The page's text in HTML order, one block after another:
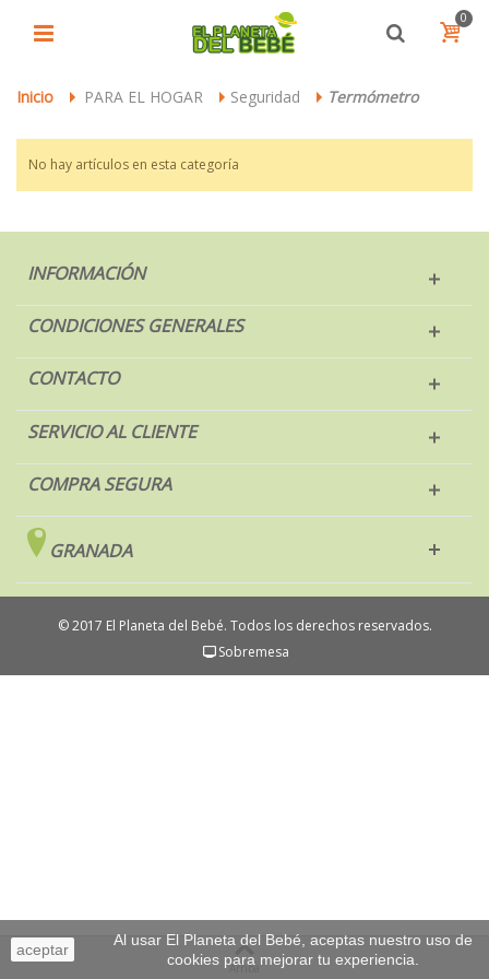
0
Inicio > PARA EL HOGAR > Seguridad > Termómetro
No hay artículos en esta categoría
INFORMACIÓN
CONDICIONES GENERALES
CONTACTO
SERVICIO AL CLIENTE
COMPRA SEGURA
GRANADA
aceptar
Al usar El Planeta del Bebé, aceptas nuestro uso de
cookies para mejorar tu experiencia.
© 2017 El Planeta del Bebé. Todos los derechos reservados.
Sobremesa
Arriba